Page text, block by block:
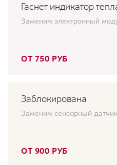
Гаснет индикатор
Заменим электронный
ОТ 750 РУБ
Заблокирована
Заменим сенсорный
ОТ 900 РУБ